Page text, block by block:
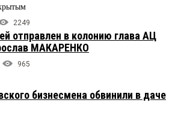
2249
отправлен в колонию глава АЦ
МАКАРЕНКО
965
бизнесмена обвинили в даче